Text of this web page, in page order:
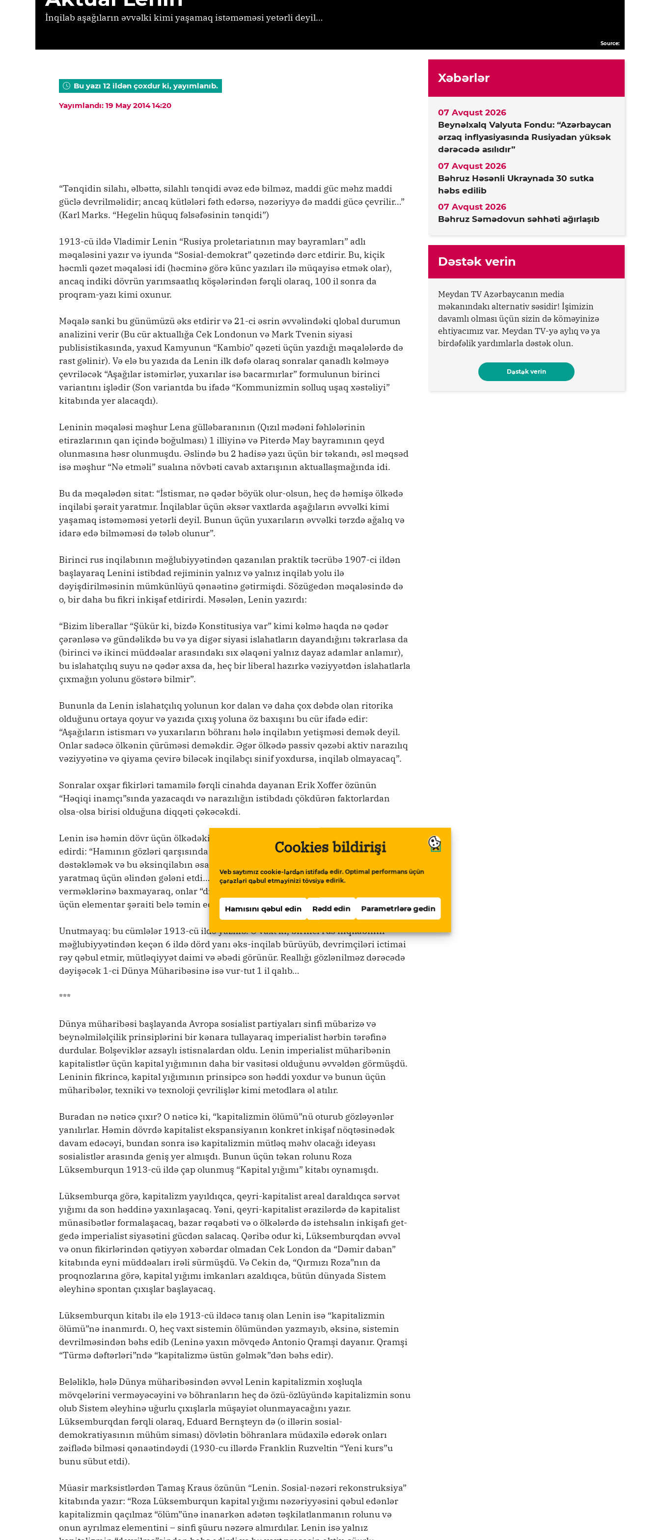
Cookies bildirişi
Veb saytımız cookie-lərdən istifadə edir. Optimal performans üçün
çərəzləri qəbul etməyinizi tövsiyə edirik.
Hamısını qəbul edin Rədd edin Parametrlərə gedin
İnqilab aşağıların əvvəlki kimi yaşamaq istəməməsi yetərli deyil…
Source:
Bu yazı 12 ildən çoxdur ki, yayımlanıb.
Yayımlandı: 19 May 2014 14:20
“Tənqidin silahı, əlbəttə, silahlı tənqidi əvəz edə bilməz, maddi güc məhz maddi
güclə devrilməlidir; ancaq kütlələri fəth edərsə, nəzəriyyə də maddi gücə çevrilir…”
(Karl Marks. “Hegelin hüquq fəlsəfəsinin tənqidi”)
1913-cü ildə Vladimir Lenin “Rusiya proletariatının may bayramları” adlı
məqaləsini yazır və iyunda “Sosial-demokrat” qəzetində dərc etdirir. Bu, kiçik
həcmli qəzet məqaləsi idi (həcminə görə künc yazıları ilə müqayisə etmək olar),
ancaq indiki dövrün yarımsaatlıq köşələrindən fərqli olaraq, 100 il sonra da
proqram-yazı kimi oxunur.
Məqalə sanki bu günümüzü əks etdirir və 21-ci əsrin əvvəlindəki qlobal durumun
analizini verir (Bu cür aktuallığa Cek Londonun və Mark Tvenin siyasi
publisistikasında, yaxud Kamyunun “Kambio” qəzeti üçün yazdığı məqalələrdə də
rast gəlinir). Və elə bu yazıda da Lenin ilk dəfə olaraq sonralar qanadlı kəlməyə
çevriləcək “Aşağılar istəmirlər, yuxarılar isə bacarmırlar” formulunun birinci
variantını işlədir (Son variantda bu ifadə “Kommunizmin solluq uşaq xəstəliyi”
kitabında yer alacaqdı).
Leninin məqaləsi məşhur Lena gülləbaranının (Qızıl mədəni fəhlələrinin
etirazlarının qan içində boğulması) 1 illiyinə və Piterdə May bayramının qeyd
olunmasına həsr olunmuşdu. Əslində bu 2 hadisə yazı üçün bir təkandı, əsl məqsəd
isə məşhur “Nə etməli” sualına növbəti cavab axtarışının aktuallaşmağında idi.
Bu da məqalədən sitat: “İstismar, nə qədər böyük olur-olsun, heç də həmişə ölkədə
inqilabi şərait yaratmır. İnqilablar üçün əksər vaxtlarda aşağıların əvvəlki kimi
yaşamaq istəməməsi yetərli deyil. Bunun üçün yuxarıların əvvəlki tərzdə ağalıq və
idarə edə bilməməsi də tələb olunur”.
Birinci rus inqilabının məğlubiyyətindən qazanılan praktik təcrübə 1907-ci ildən
başlayaraq Lenini istibdad rejiminin yalnız və yalnız inqilab yolu ilə
dəyişdirilməsinin mümkünlüyü qənaətinə gətirmişdi. Sözügedən məqaləsində də
o, bir daha bu fikri inkişaf etdirirdi. Məsələn, Lenin yazırdı:
“Bizim liberallar “Şükür ki, bizdə Konstitusiya var” kimi kəlmə haqda nə qədər
çərənləsə və gündəlikdə bu və ya digər siyasi islahatların dayandığını təkrarlasa da
(birinci və ikinci müddəalar arasındakı sıx əlaqəni yalnız dayaz adamlar anlamır),
bu islahatçılıq suyu nə qədər axsa da, heç bir liberal hazırkə vəziyyətdən islahatlarla
çıxmağın yolunu göstərə bilmir”.
Bununla da Lenin islahatçılıq yolunun kor dalan və daha çox dəbdə olan ritorika
olduğunu ortaya qoyur və yazıda çıxış yoluna öz baxışını bu cür ifadə edir:
“Aşağıların istismarı və yuxarıların böhranı hələ inqilabın yetişməsi demək deyil.
Onlar sadəcə ölkənin çürüməsi deməkdir. Əgər ölkədə passiv qəzəbi aktiv narazılıq
vəziyyətinə və qiyama çevirə biləcək inqilabçı sinif yoxdursa, inqilab olmayacaq”.
Sonralar oxşar fikirləri tamamilə fərqli cinahda dayanan Erik Xoffer özünün
“Həqiqi inamçı”sında yazacaqdı və narazılığın istibdadı çökdürən faktorlardan
olsa-olsa birisi olduğuna diqqəti çəkəcəkdi.
Lenin isə həmin dövr üçün ölkədəki siyasi vəziyyəti bu cümlələrlə xarakterizə
edirdi: “Hamının gözləri qarşısında siyasi böhran yetişir. Burjuaziya əksinqilabı
dəstəkləmək və bu əksinqilabın əsasında “dinc inkişaf” (Oxu: stabillik – M.S.)
yaratmaq üçün əlindən gələni etdi… Pul kisələrini və əxlaqlarını qurban
verməklərinə baxmayaraq, onlar “dinc inkişaf”, “nizam-intizam” və “qanunçuluq”
üçün elementar şəraiti belə təmin edə bilmədilər”.
Unutmayaq: bu cümlələr 1913-cü ildə yazılıb. O vaxt ki, birinci rus inqilabının
məğlubiyyətindən keçən 6 ildə dörd yanı əks-inqilab bürüyüb, devrimçiləri ictimai
rəy qəbul etmir, mütləqiyyət daimi və əbədi görünür. Reallığı gözlənilməz dərəcədə
dəyişəcək 1-ci Dünya Müharibəsinə isə vur-tut 1 il qalıb…
***
Dünya müharibəsi başlayanda Avropa sosialist partiyaları sinfi mübarizə və
beynəlmiləlçilik prinsiplərini bir kənara tullayaraq imperialist hərbin tərəfinə
durdular. Bolşeviklər azsaylı istisnalardan oldu. Lenin imperialist müharibənin
kapitalistlər üçün kapital yığımının daha bir vasitəsi olduğunu əvvəldən görmüşdü.
Leninin fikrincə, kapital yığımının prinsipcə son həddi yoxdur və bunun üçün
müharibələr, texniki və texnoloji çevrilişlər kimi metodlara əl atılır.
Buradan nə nəticə çıxır? O nəticə ki, “kapitalizmin ölümü”nü oturub gözləyənlər
yanılırlar. Həmin dövrdə kapitalist ekspansiyanın konkret inkişaf nöqtəsinədək
davam edəcəyi, bundan sonra isə kapitalizmin mütləq məhv olacağı ideyası
sosialistlər arasında geniş yer almışdı. Bunun üçün təkan rolunu Roza
Lüksemburqun 1913-cü ildə çap olunmuş “Kapital yığımı” kitabı oynamışdı.
Lüksemburqa görə, kapitalizm yayıldıqca, qeyri-kapitalist areal daraldıqca sərvət
yığımı da son həddinə yaxınlaşacaq. Yəni, qeyri-kapitalist ərazilərdə də kapitalist
münasibətlər formalaşacaq, bazar rəqabəti və o ölkələrdə də istehsalın inkişafı get-
gedə imperialist siyasətini gücdən salacaq. Qəribə odur ki, Lüksemburqdan əvvəl
və onun fikirlərindən qətiyyən xəbərdar olmadan Cek London da “Dəmir daban”
kitabında eyni müddəaları irəli sürmüşdü. Və Cekin də, “Qırmızı Roza”nın da
proqnozlarına görə, kapital yığımı imkanları azaldıqca, bütün dünyada Sistem
əleyhinə spontan çıxışlar başlayacaq.
Lüksemburqun kitabı ilə elə 1913-cü ildəcə tanış olan Lenin isə “kapitalizmin
ölümü”nə inanmırdı. O, heç vaxt sistemin ölümündən yazmayıb, əksinə, sistemin
devrilməsindən bəhs edib (Leninə yaxın mövqedə Antonio Qramşi dayanır. Qramşi
“Türmə dəftərləri”ndə “kapitalizmə üstün gəlmək”dən bəhs edir).
Beləliklə, hələ Dünya müharibəsindən əvvəl Lenin kapitalizmin xoşluqla
mövqelərini verməyəcəyini və böhranların heç də özü-özlüyündə kapitalizmin sonu
olub Sistem əleyhinə uğurlu çıxışlarla müşayiət olunmayacağını yazır.
Lüksemburqdan fərqli olaraq, Eduard Bernşteyn də (o illərin sosial-
demokratiyasının mühüm siması) dövlətin böhranlara müdaxilə edərək onları
zəiflədə bilməsi qənaətindəydi (1930-cu illərdə Franklin Ruzveltin “Yeni kurs”u
bunu sübut etdi).
Müasir marksistlərdən Tamaş Kraus özünün “Lenin. Sosial-nəzəri rekonstruksiya”
kitabında yazır: “Roza Lüksemburqun kapital yığımı nəzəriyyəsini qəbul edənlər
kapitalizmin qaçılmaz “ölüm”ünə inanarkən adətən təşkilatlanmanın rolunu və
onun ayrılmaz elementini – sinfi şüuru nəzərə almırdılar. Lenin isə yalnız
Xəbərlər
Beynəlxalq Valyuta Fondu: “Azərbaycan
ərzaq inflyasiyasında Rusiyadan yüksək
dərəcədə asılıdır”
07 Avqust 2026
Bəhruz Həsənli Ukraynada 30 sutka
həbs edilib
07 Avqust 2026
Bəhruz Səmədovun səhhəti ağırlaşıb
07 Avqust 2026
Dəstək verin
Meydan TV Azərbaycanın media
məkanındakı alternativ səsidir! İşimizin
davamlı olması üçün sizin də köməyinizə
ehtiyacımız var. Meydan TV-yə aylıq və ya
birdəfəlik yardımlarla dəstək olun.
Dəstək verin